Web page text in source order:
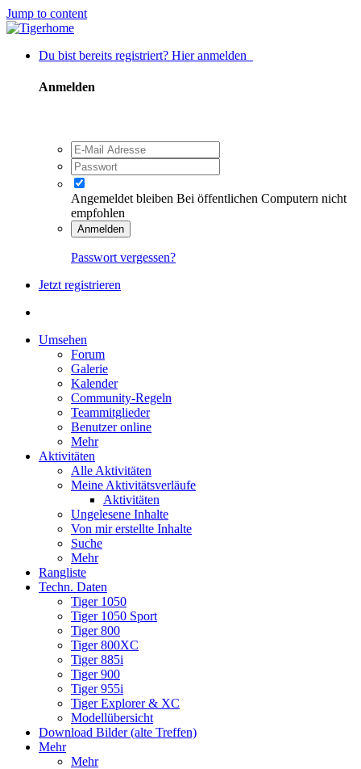
Jump to content
Du bist bereits registriert? Hier anmelden
Anmelden
Angemeldet bleiben Bei öffentlichen Computern nicht
empfohlen
Anmelden
Passwort vergessen?
Jetzt registrieren
Umsehen
Forum
Galerie
Kalender
Community-Regeln
Teammitglieder
Benutzer online
Mehr
Aktivitäten
Alle Aktivitäten
Meine Aktivitätsverläufe
Aktivitäten
Ungelesene Inhalte
Von mir erstellte Inhalte
Suche
Mehr
Rangliste
Techn. Daten
Tiger 1050
Tiger 1050 Sport
Tiger 800
Tiger 800XC
Tiger 885i
Tiger 900
Tiger 955i
Tiger Explorer & XC
Modellübersicht
Download Bilder (alte Treffen)
Mehr
Mehr